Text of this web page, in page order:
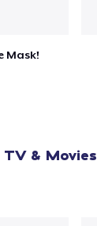
Mask!
TV & Movies